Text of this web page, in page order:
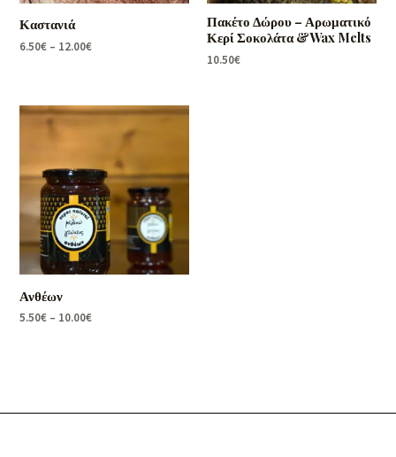
Καστανιά
6.50€ – 12.00€
Πακέτο Δώρου – Αρωματικό
Κερί Σοκολάτα &Wax Melts
10.50€
Ανθέων
5.50€ – 10.00€